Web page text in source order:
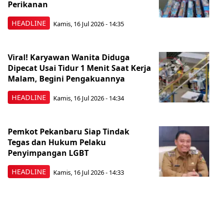
HEADLINE
Perikanan
Kamis, 16 Jul 2026 - 14:35
HEADLINE
Viral! Karyawan Wanita Diduga
Dipecat Usai Tidur 1 Menit Saat Kerja
Malam, Begini Pengakuannya
Kamis, 16 Jul 2026 - 14:34
HEADLINE
Pemkot Pekanbaru Siap Tindak
Tegas dan Hukum Pelaku
Penyimpangan LGBT
Kamis, 16 Jul 2026 - 14:33